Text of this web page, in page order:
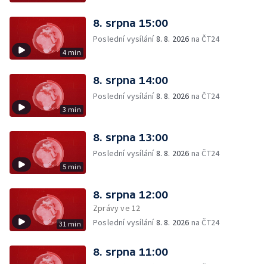
4 min
8. srpna 15:00
Poslední vysílání8. 8. 2026 na ČT24
3 min
8. srpna 14:00
Poslední vysílání8. 8. 2026 na ČT24
5 min
8. srpna 13:00
Poslední vysílání8. 8. 2026 na ČT24
31 min
8. srpna 12:00
Zprávy ve 12
Poslední vysílání8. 8. 2026 na ČT24
8. srpna 11:00